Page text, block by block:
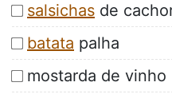
salsichas de
batata palha
mostarda de